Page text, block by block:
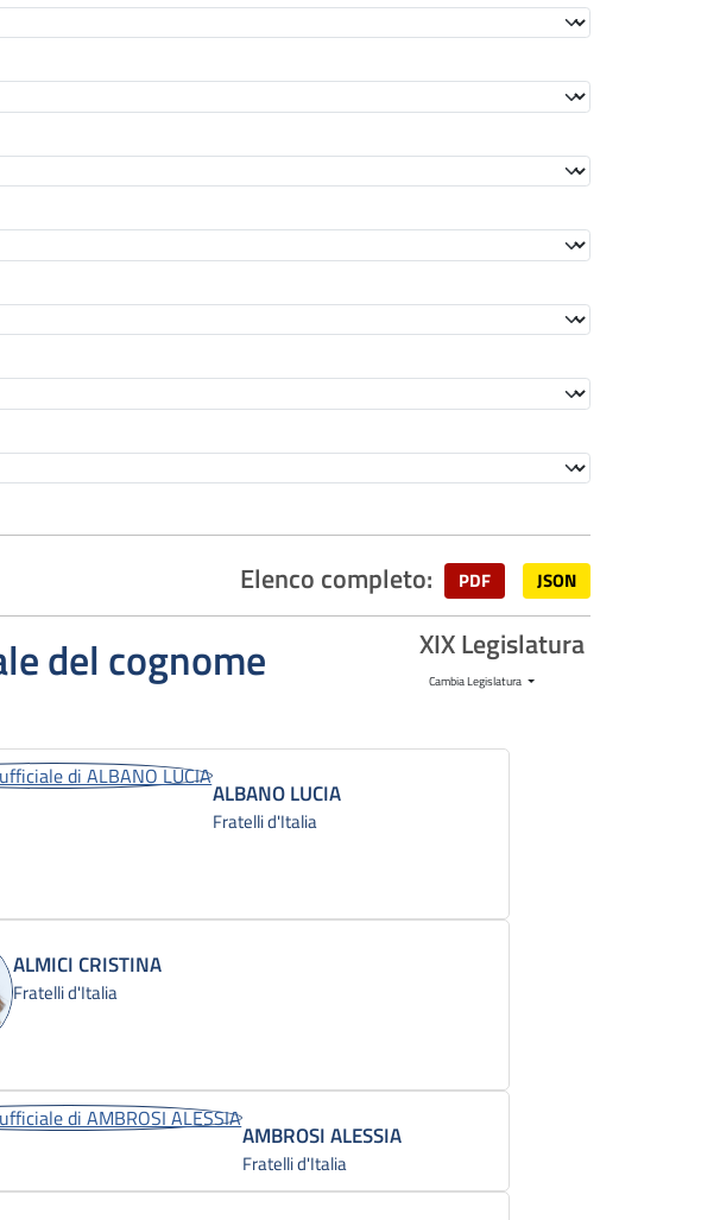
Elenco completo: PDF JSON
del cognome XIX Legislatura
Cambia Legislatura
ALBANO LUCIA
Fratelli d'Italia
ALMICI CRISTINA
Fratelli d'Italia
AMBROSI ALESSIA
Fratelli d'Italia